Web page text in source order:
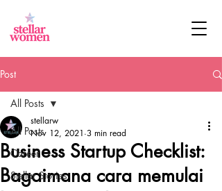
Post
All Posts
Career
Stellar Stories
All Posts
Business Startup Checklist:
Bagaimana cara memulai
stellarw
Nov 12, 2021 3 min read